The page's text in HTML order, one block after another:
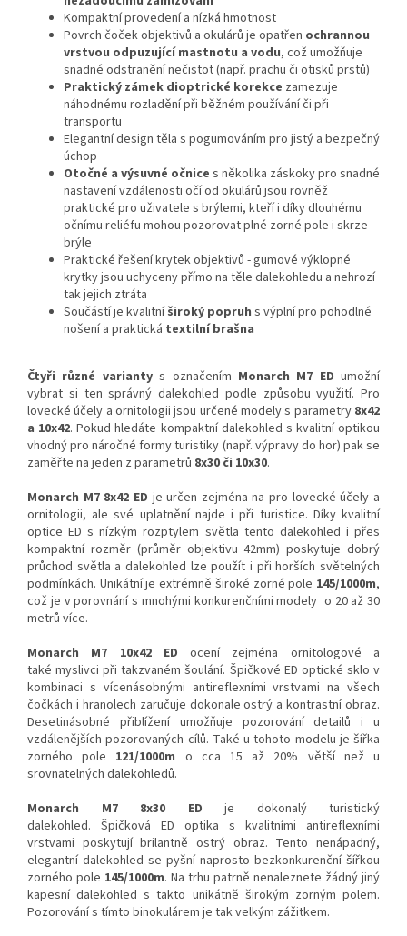
Kompaktní provedení a nízká hmotnost
Povrch čoček objektivů a okulárů je opatřen ochrannou
vrstvou odpuzující mastnotu a vodu, což umožňuje
snadné odstranění nečistot (např. prachu či otisků prstů)
Praktický zámek dioptrické korekce zamezuje
náhodnému rozladění při běžném používání či při
transportu
Elegantní design těla s pogumováním pro jistý a bezpečný
úchop
Otočné a výsuvné očnice s několika záskoky pro snadné
nastavení vzdálenosti očí od okulárů jsou rovněž
praktické pro uživatele s brýlemi, kteří i díky dlouhému
očnímu reliéfu mohou pozorovat plné zorné pole i skrze
brýle
Praktické řešení krytek objektivů - gumové výklopné
krytky jsou uchyceny přímo na těle dalekohledu a nehrozí
tak jejich ztráta
Součástí je kvalitní široký popruh s výplní pro pohodlné
nošení a praktická textilní brašna
Čtyři různé varianty s označením Monarch M7 ED umožní
vybrat si ten správný dalekohled podle způsobu využití. Pro
lovecké účely a ornitologii jsou určené modely s parametry 8x42
a 10x42. Pokud hledáte kompaktní dalekohled s kvalitní optikou
vhodný pro náročné formy turistiky (např. výpravy do hor) pak se
zaměřte na jeden z parametrů 8x30 či 10x30.
Monarch M7 8x42 ED je určen zejména na pro lovecké účely a
ornitologii, ale své uplatnění najde i při turistice. Díky kvalitní
optice ED s nízkým rozptylem světla tento dalekohled i přes
kompaktní rozměr (průměr objektivu 42mm) poskytuje dobrý
průchod světla a dalekohled lze použít i při horších světelných
podmínkách. Unikátní je extrémně široké zorné pole 145/1000m,
což je v porovnání s mnohými konkurenčními modely o 20 až 30
metrů více.
Monarch M7 10x42 ED
ocení zejména ornitologové a
také myslivci při takzvaném šoulání. Špičkové ED optické sklo v
kombinaci s vícenásobnými antireflexními vrstvami na všech
čočkách i hranolech zaručuje dokonale ostrý a kontrastní obraz.
Desetinásobné přiblížení umožňuje pozorování detailů i u
vzdálenějších pozorovaných cílů. Také u tohoto modelu je šířka
zorného pole 121/1000m o cca 15 až 20% větší než u
srovnatelných dalekohledů.
Monarch M7 8x30 ED
je dokonalý turistický
dalekohled. Špičková ED optika s kvalitními antireflexními
vrstvami poskytují brilantně ostrý obraz. Tento nenápadný,
elegantní dalekohled se pyšní naprosto bezkonkurenční šířkou
zorného pole 145/1000m. Na trhu patrně nenaleznete žádný jiný
kapesní dalekohled s takto unikátně širokým zorným polem.
Pozorování s tímto binokulárem je tak velkým zážitkem.